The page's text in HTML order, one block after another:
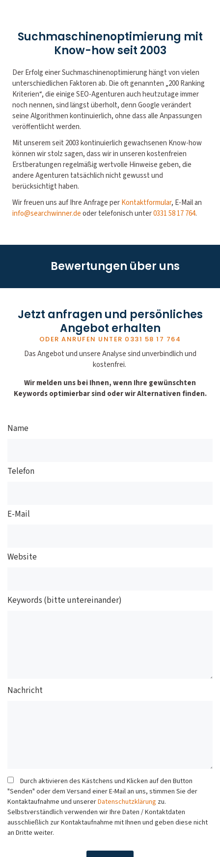
Suchmaschinenoptimierung mit
Know-how seit 2003
Der Erfolg einer Suchmaschinenoptimierung hängt von vielen
unterschiedlichen Faktoren ab. Die oft genannten „200 Ranking
Kriterien“, die einige SEO-Agenturen auch heutzutage immer
noch nennen, sind längst überholt, denn Google verändert
seine Algorithmen kontinuierlich, ohne dass alle Anpassungen
veröffentlicht werden.
Mit unserem seit 2003 kontinuierlich gewachsenen Know-how
können wir stolz sagen, dass wir in unseren kostenfreien
Erstberatungen regelmäßig wertvolle Hinweise geben, die
andere Agenturen tatsächlich nicht gewusst und
berücksichtigt haben.
Wir freuen uns auf Ihre Anfrage perKontaktformular, E-Mail an
info@searchwinner.deoder telefonisch unter0331 58 17 764.
Bewertungen über uns
Jetzt anfragen und persönliches
Angebot erhalten
ODER ANRUFEN UNTER 0331 58 17 764
Das Angebot und unsere Analyse sind unverbindlich und
kostenfrei.
Wir melden uns bei Ihnen, wenn Ihre gewünschten
Keywords optimierbar sind oder wir Alternativen finden.
Name
Telefon
E-Mail
Website
Keywords (bitte untereinander)
Nachricht
Durch aktivieren des Kästchens und Klicken auf den Button
"Senden" oder dem Versand einer E-Mail an uns, stimmen Sie der
Kontaktaufnahme und unsererDatenschutzklärung zu.
Selbstverständlich verwenden wir Ihre Daten / Kontaktdaten
ausschließlich zur Kontaktaufnahme mit Ihnen und geben diese nicht
an Dritte weiter.